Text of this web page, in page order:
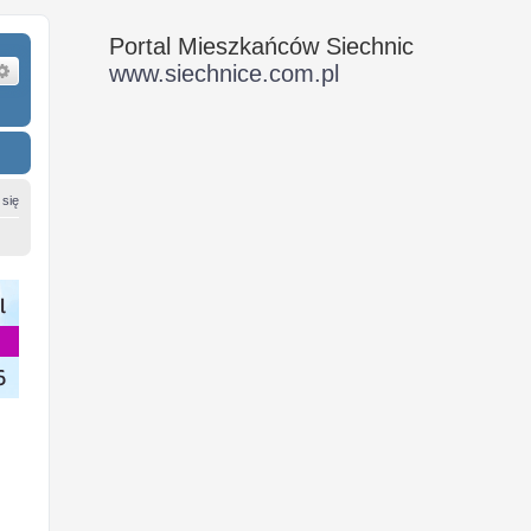
Wyszukiwanie zaawansowane
się
Portal Mieszkańców Siechnic
www.siechnice.com.pl